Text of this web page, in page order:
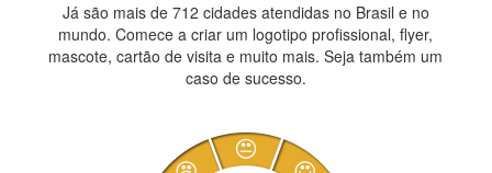
Já são mais de 712 cidades atendidas no Brasil e no
mundo. Comece a criar um logotipo profissional, flyer,
mascote, cartão de visita e muito mais. Seja também um
caso de sucesso.